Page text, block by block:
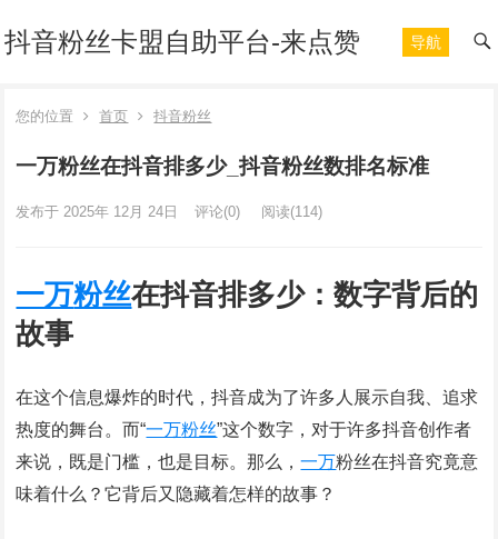
抖音粉丝卡盟自助平台-来点赞 导航
您的位置 首页 抖音粉丝
一万粉丝在抖音排多少_抖音粉丝数排名标准
发布于 2025年 12月 24日 评论(0) 阅读(114)
一万粉丝在抖音排多少：数字背后的
故事
在这个信息爆炸的时代，抖音成为了许多人展示自我、追求
热度的舞台。而“一万粉丝”这个数字，对于许多抖音创作者
来说，既是门槛，也是目标。那么，一万粉丝在抖音究竟意
味着什么？它背后又隐藏着怎样的故事？